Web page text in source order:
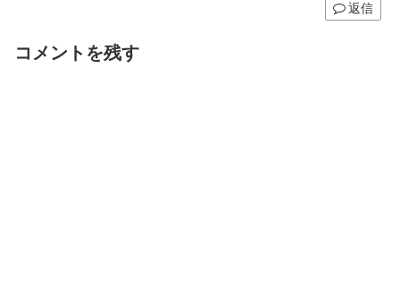
返信
コメントを残す